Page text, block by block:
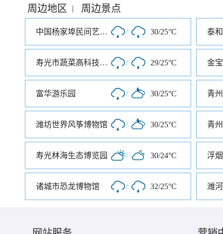
周边地区 | 周边景点
中国杨家埠民间艺术大观园 / 30/25°C 泰
寿光市蔬菜高科技示范园 / 29/25°C 金
富华游乐园 / 30/25°C
潍坊世界风筝博物馆 / 30/25°C 青
寿光林海生态博览园 / 30/24°C
诸城市恐龙博物馆 / 32/25°C 潍